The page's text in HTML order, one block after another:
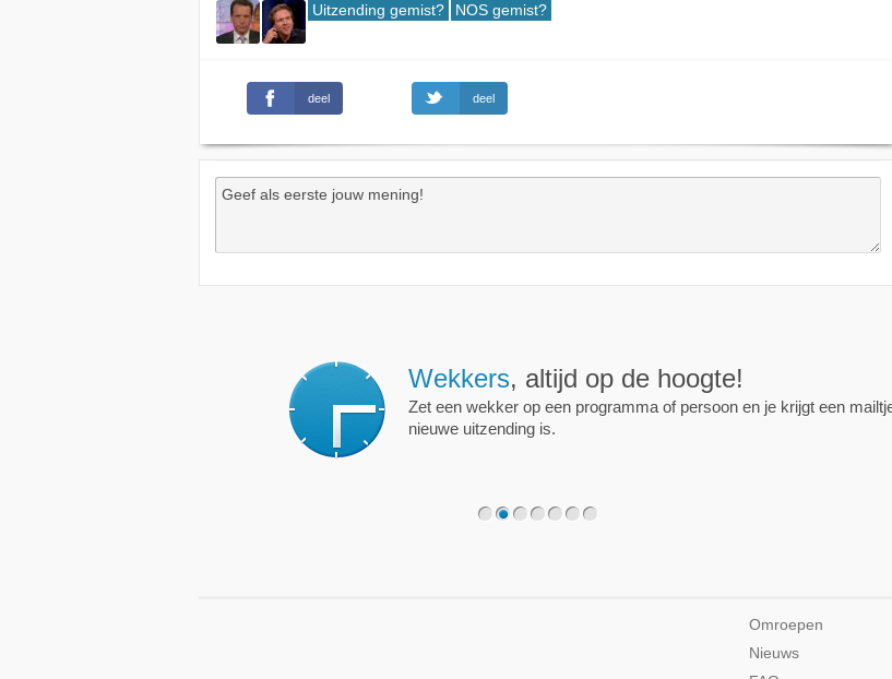
Uitzending gemist? NOS gemist?
deel deel
Wekkers, altijd op de hoogte!
Zet een wekker op een programma of persoon en je krijgt een mailtje als er een
nieuwe uitzending is.
Omroepen
Nieuws